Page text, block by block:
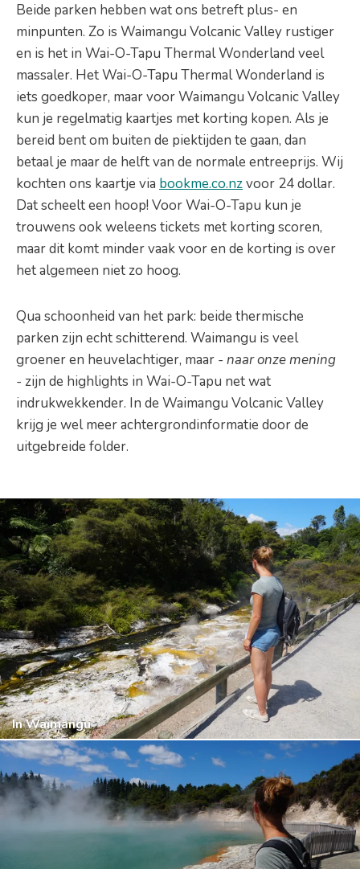
Beide parken hebben wat ons betreft plus- en
minpunten. Zo is Waimangu Volcanic Valley rustiger
en is het in Wai-O-Tapu Thermal Wonderland veel
massaler. Het Wai-O-Tapu Thermal Wonderland is
iets goedkoper, maar voor Waimangu Volcanic Valley
kun je regelmatig kaartjes met korting kopen. Als je
bereid bent om buiten de piektijden te gaan, dan
betaal je maar de helft van de normale entreeprijs. Wij
kochten ons kaartje via bookme.co.nzvoor 24 dollar.
Dat scheelt een hoop! Voor Wai-O-Tapu kun je
trouwens ook weleens tickets met korting scoren,
maar dit komt minder vaak voor en de korting is over
het algemeen niet zo hoog.
Qua schoonheid van het park: beide thermische
parken zijn echt schitterend. Waimangu is veel
groener en heuvelachtiger, maar - naar onze mening
- zijn de highlights in Wai-O-Tapu net wat
indrukwekkender. In de Waimangu Volcanic Valley
krijg je wel meer achtergrondinformatie door de
uitgebreide folder.
In Waimangu